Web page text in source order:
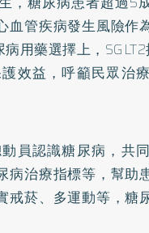
管疾病發生風險作
用藥選擇上，
效益，呼籲民眾治
員認識糖尿病，共
治療指標等，幫助
戒菸、多運動等，糖